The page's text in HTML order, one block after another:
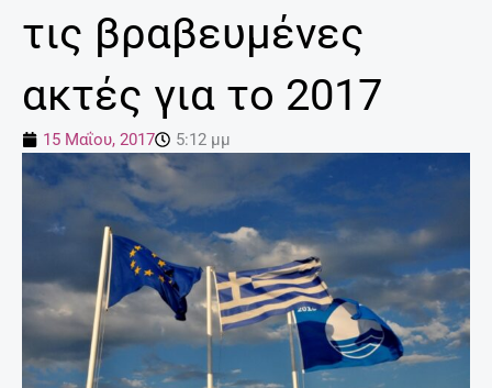
τις βραβευμένες
ακτές για το 2017
15 Μαΐου, 2017 5:12 μμ